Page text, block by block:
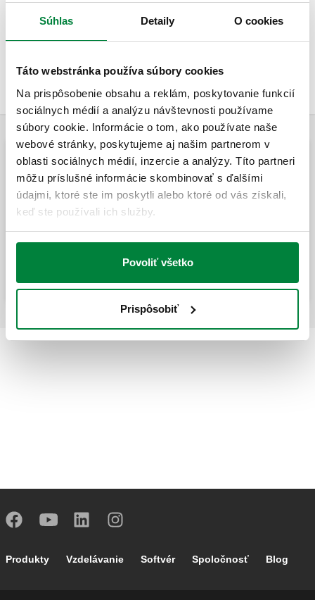
Súhlas Detaily O cookies
Táto webstránka používa súbory cookies
Na prispôsobenie obsahu a reklám, poskytovanie funkcií
sociálnych médií a analýzu návštevnosti používame
súbory cookie. Informácie o tom, ako používate naše
webové stránky, poskytujeme aj našim partnerom v
oblasti sociálnych médií, inzercie a analýzy. Títo partneri
môžu príslušné informácie skombinovať s ďalšími
údajmi, ktoré ste im poskytli alebo ktoré od vás získali,
keď ste používali ich služby.
Povoliť všetko
Prispôsobiť
zásobníka vody k používateľom alebo k systému zásobníka
nepretržite pri horúcej vode privádzanej pri vysokých
Zónové guľové ventily/prepínacie guľové ventily
(trojcestné)
Motorizovaný trojcestný guľový prepínací
Footer main navigation
Produkty Vzdelávanie Softvér Spoločnosť Blog